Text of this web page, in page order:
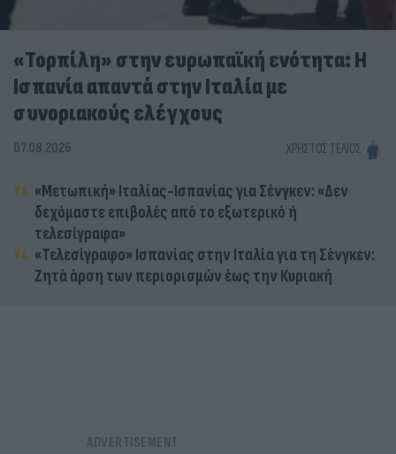
«Τορπίλη» στην ευρωπαϊκή ενότητα: Η
Ισπανία απαντά στην Ιταλία με
συνοριακούς ελέγχους
07.08.2026 ΧΡΉΣΤΟΣ ΤΈΛΙΟΣ
«Μετωπική» Ιταλίας-Ισπανίας για Σένγκεν: «Δεν
δεχόμαστε επιβολές από το εξωτερικό ή
τελεσίγραφα»
«Τελεσίγραφο» Ισπανίας στην Ιταλία για τη Σένγκεν:
Ζητά άρση των περιορισμών έως την Κυριακή